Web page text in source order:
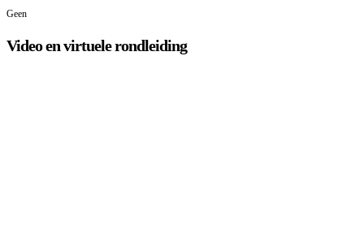
Geen
Video en virtuele rondleiding